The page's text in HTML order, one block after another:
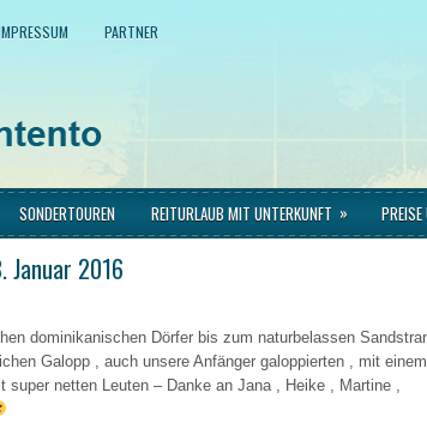
PARTNER
SONDERTOUREN REITURLAUB MIT UNTERKUNFT »
Januar 2016
dominikanischen Dörfer bis zum naturbelassen
Galopp , auch unsere Anfänger galoppierten , mit einem
netten Leuten – Danke an Jana , Heike , Martine ,